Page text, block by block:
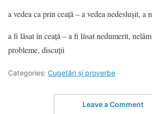
a vedea ca prin ceață – a vedea nedeslușit, a
a fi lăsat în ceață – a fi lăsat nedumerit,
probleme, discuții
Categories: Cugetări şi proverbe
Leave a Comment